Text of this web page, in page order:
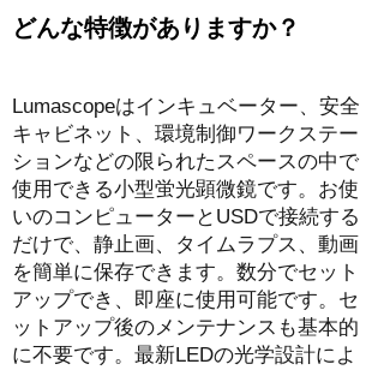
どんな特徴がありますか？
Lumascopeはインキュベーター、安全
キャビネット、環境制御ワークステー
ションなどの限られたスペースの中で
使用できる小型蛍光顕微鏡です。お使
いのコンピューターとUSDで接続する
だけで、静止画、タイムラプス、動画
を簡単に保存できます。数分でセット
アップでき、即座に使用可能です。セ
ットアップ後のメンテナンスも基本的
に不要です。最新LEDの光学設計によ